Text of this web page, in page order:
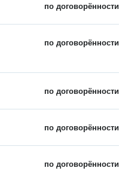
по договорённости
по договорённости
по договорённости
по договорённости
по договорённости